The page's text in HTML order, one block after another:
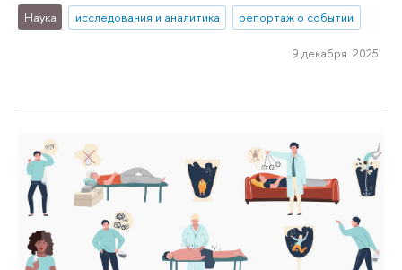
Наука исследования и аналитика репортаж о событии
9 декабря 2025